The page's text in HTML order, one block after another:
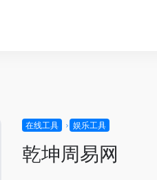
在线工具 娱乐工具
乾坤周易网